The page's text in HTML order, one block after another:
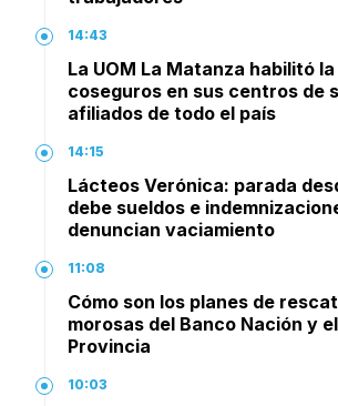
14:43
La UOM La Matanza habilitó
coseguros en sus centros de
afiliados de todo el país
14:15
Lácteos Verónica: parada
debe sueldos e
denuncian vaciamiento
11:08
Cómo son los planes de
morosas del Banco Nación y
Provincia
10:03